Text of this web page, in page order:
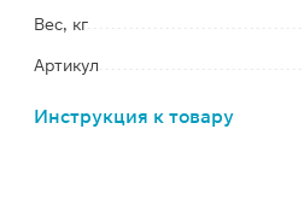
Вес, кг
Артикул
Инструкция к товару